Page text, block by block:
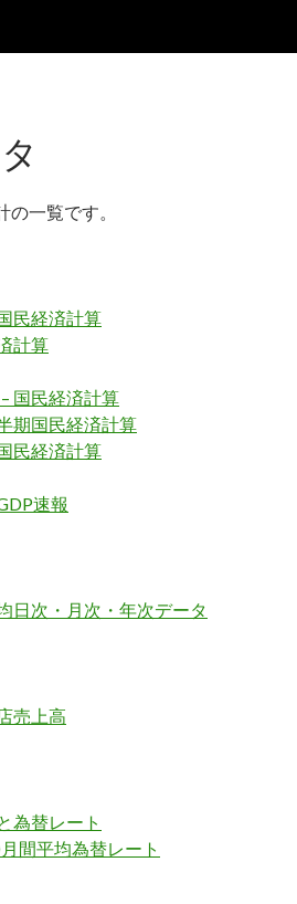
一覧です。
民経済計算
計算
国民経済計算
期国民経済計算
民経済計算
速報
日次・月次・年次データ
売上高
為替レート
間平均為替レート